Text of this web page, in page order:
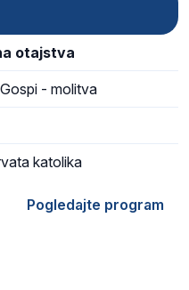
otajstva
- molitva
katolika
Pogledajte program